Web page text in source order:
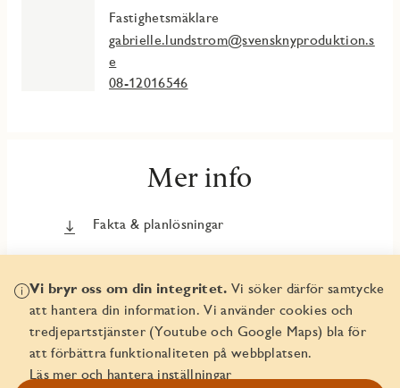
Fastighetsmäklare
gabrielle.lundstrom@svensknyproduktion.s
e
08-12016546
Mer info
Fakta & planlösningar
Att köpa av JM
Läs mer om ägarlägenheter
JMs Trygghetspaket
Vi bryr oss om din integritet. Vi söker därför samtycke
att hantera din information. Vi använder cookies och
tredjepartstjänster (Youtube och Google Maps) bla för
att förbättra funktionaliteten på webbplatsen.
Läs mer och hantera inställningar